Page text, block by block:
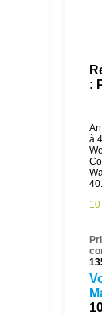
:
à